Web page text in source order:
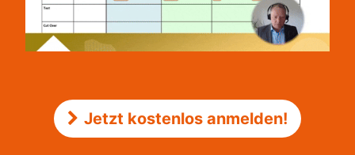
Jetzt kostenlos anmelden!